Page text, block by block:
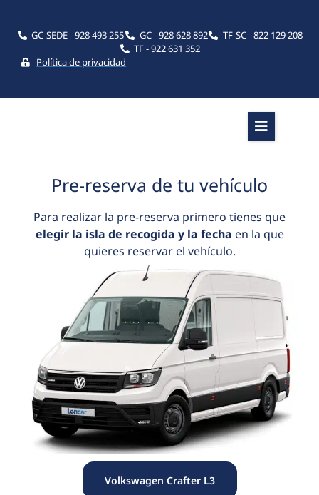
GC-SEDE - 928 493 255 GC - 928 628 892
TF-SC - 822 129 208
TF - 922 631 352
Política de privacidad
Pre-reserva de tu vehículo
Para realizar la pre-reserva primero tienes que
elegir la isla de recogida y la fecha en la que
quieres reservar el vehículo.
Volkswagen Crafter L3